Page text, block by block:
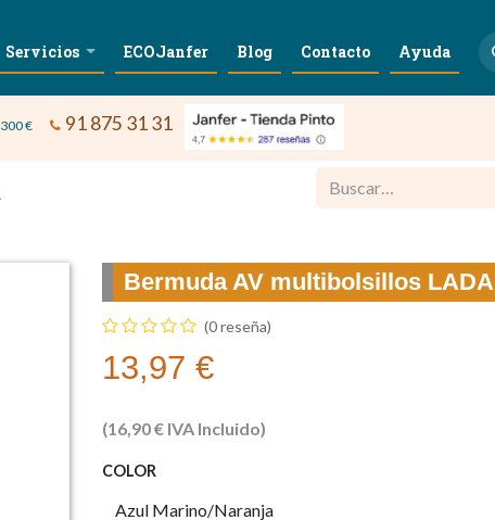
Servicios ECOJanfer Blog Contacto Ayuda
€ 91 875 31 31
Bermuda AV multibolsillos LADA
(0 reseña)
13,97 €
(16,90€ IVA Incluido)
COLOR